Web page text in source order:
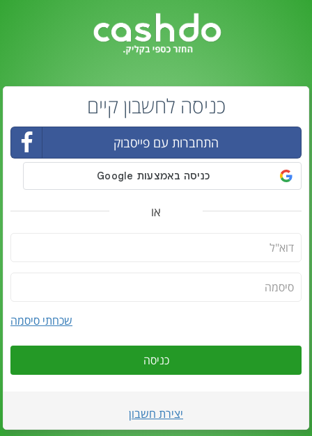
כניסה לחשבון קיים
התחברות עם פייסבוק
או
שכחתי סיסמה
כניסה
יצירת חשבון